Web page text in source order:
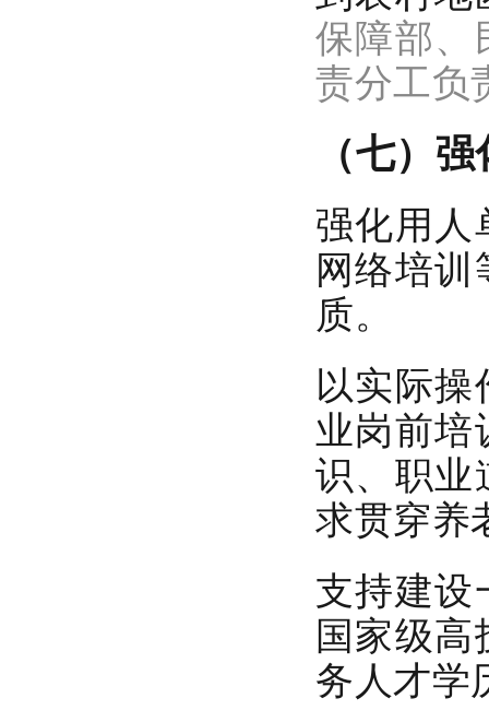
保障部、
责分工负
（七）
强化用人
网络培
质。
以实际
业岗前培
识、职业
求贯穿养
支持建设
国家级
务人才学